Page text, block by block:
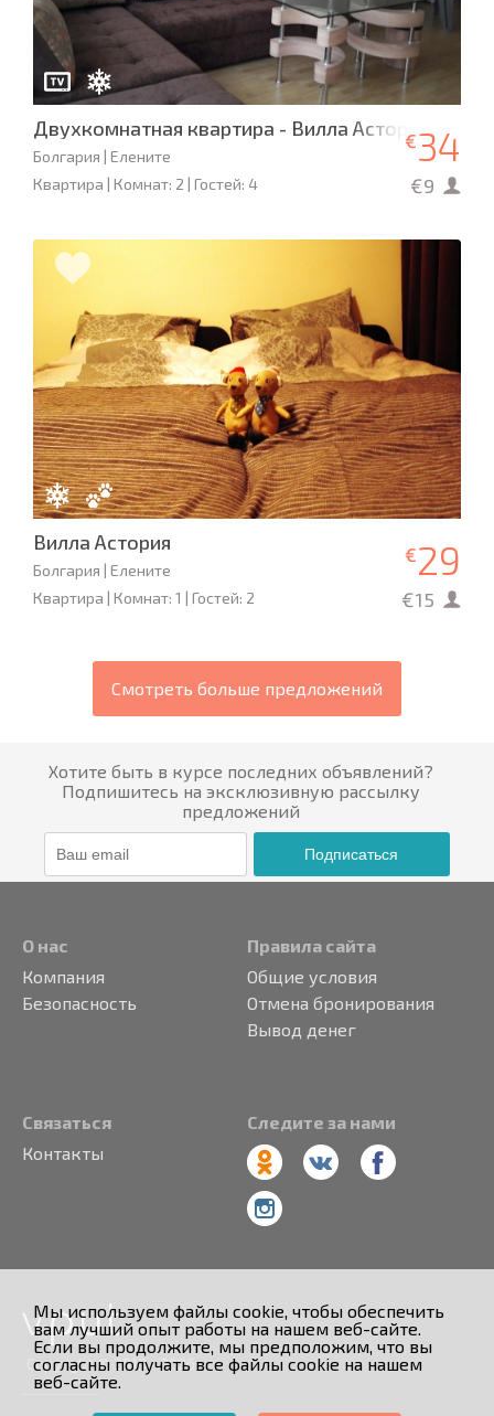
Двухкомнатная квартира - Вилла Астория 2
Болгария | Елените
Квартира | Комнат: 2 | Гостей: 4
€34
€9
Вилла Астория
Болгария | Елените
Квартира | Комнат: 1 | Гостей: 2
€29
€15
Смотреть больше предложений
Мы используем файлы cookie, чтобы обеспечить
вам лучший опыт работы на нашем веб-сайте.
Если вы продолжите, мы предположим, что вы
согласны получать все файлы cookie на нашем
веб-сайте.
Хотите быть в курсе последних объявлений?
Подпишитесь на эксклюзивную рассылку
предложений
Подписаться
О нас
Компания
Безопасность
Правила сайта
Общие условия
Отмена бронирования
Вывод денег
Связаться
Контакты
Следите за нами
Copyright © 2013 - 2026